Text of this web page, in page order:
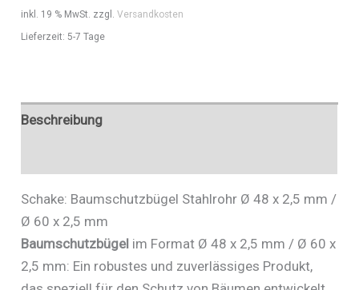
mm
Ø
48
x
2,5
inkl. 19 % MwSt. zzgl.Versandkosten
Lieferzeit: 5-7 Tage
Beschreibung
Schake: Baumschutzbügel Stahlrohr Ø 48 x 2,5 mm /
Ø 60 x 2,5 mm
Baumschutzbügel im Format Ø 48 x 2,5 mm / Ø 60 x
2,5 mm: Ein robustes und zuverlässiges Produkt,